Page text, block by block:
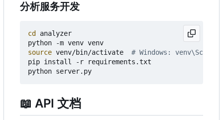
分析服务开发
cd
analyzer
source venv/bin/activate # Windows:
pip install -r requirements.txt
📖 API 文档